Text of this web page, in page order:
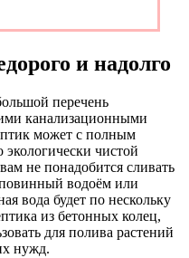
и надолго
перечень
канализационными
может с полным
экологически чистой
не понадобится сливать
водоём или
вода будет по нескольку
из бетонных колец,
для полива растений
нужд.